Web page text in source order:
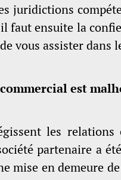
juridictions
faut ensuite la
vous assister dans
est
les
partenaire a
mise en demeure